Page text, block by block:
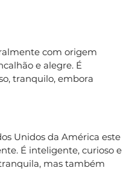
com origem
e alegre. É
tranquilo, embora
Unidos da América este
É inteligente, curioso e
mas também